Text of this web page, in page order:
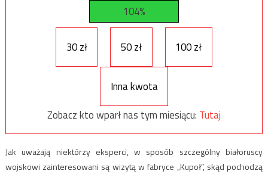
104%
30 zł 50 zł 100 zł
Inna kwota
Zobacz kto wparł nas tym miesiącu: Tutaj
Jak uważają niektórzy eksperci, w sposób szczególny białoruscy
wojskowi zainteresowani są wizytą w fabryce „Kupoł”, skąd pochodzą